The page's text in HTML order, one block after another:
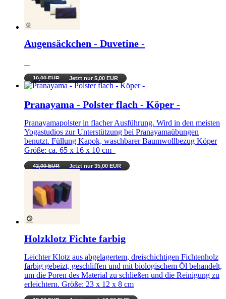
Augensäckchen - Duvetine -
10,00 EUR Jetzt nur 5,00 EUR
Pranayama - Polster flach - Köper -
Pranayamapolster in flacher Ausführung. Wird in den meisten
Yogastudios zur Unterstützung bei Pranayamaübungen
benutzt. Füllung Kapok, waschbarer Baumwollbezug Köper
Größe: ca. 65 x 16 x 10 cm
42,00 EUR Jetzt nur 35,00 EUR
Holzklotz Fichte farbig
Leichter Klotz aus abgelagertem, dreischichtigen Fichtenholz
farbig gebeizt, geschliffen und mit biologischem Öl behandelt,
um die Poren des Material zu schließen und die Reinigung zu
erleichtern. Größe: 23 x 12 x 8 cm